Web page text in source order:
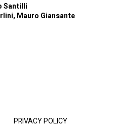
Santilli
Mauro Giansante
PRIVACY POLICY